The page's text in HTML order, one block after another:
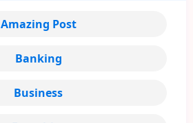
Amazing Post
Banking
Business